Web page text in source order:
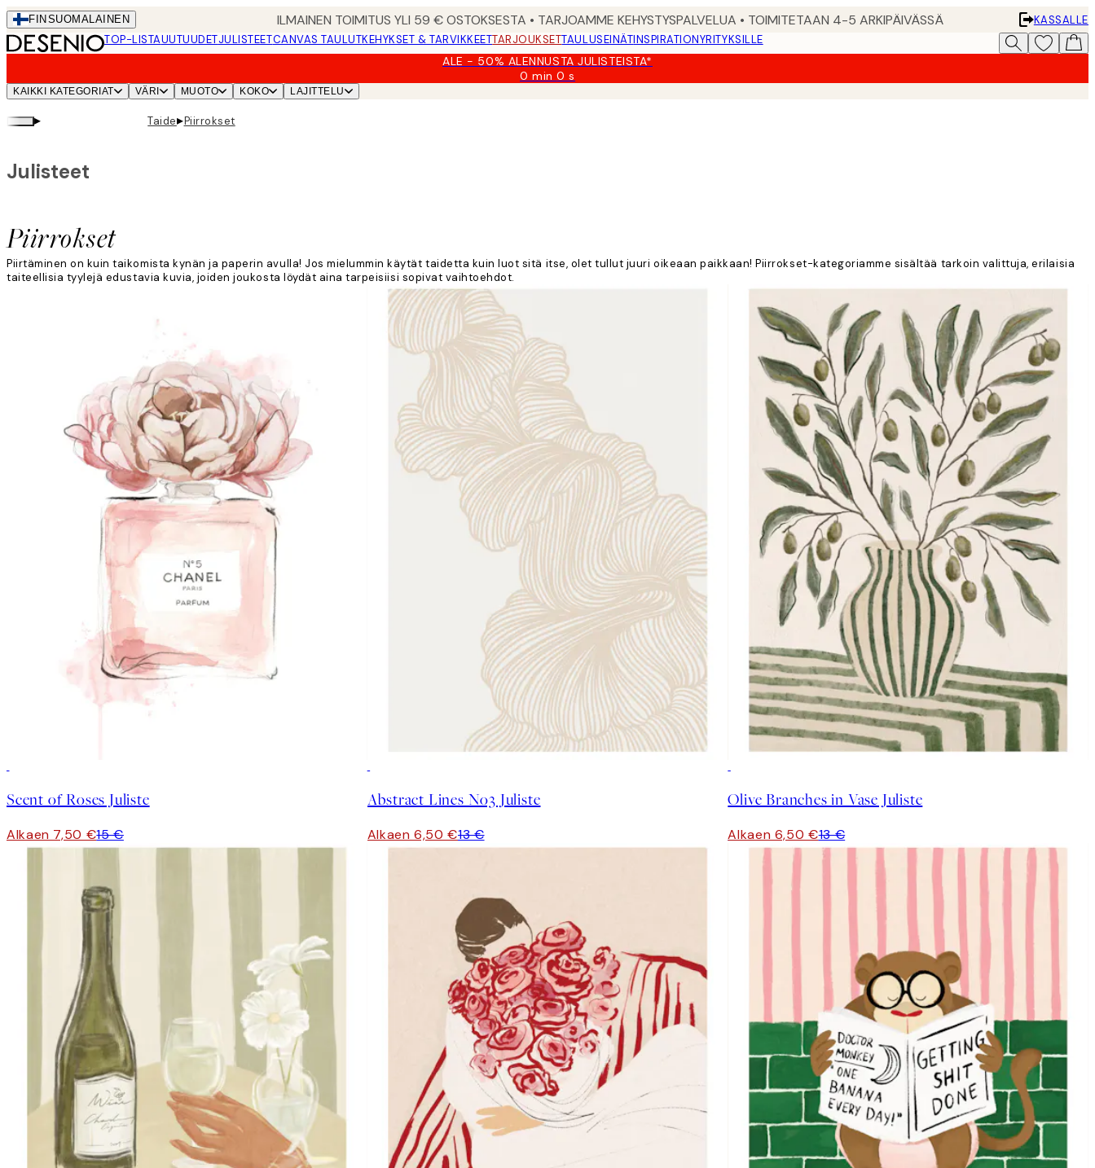
Skip
to
main
FIN SUOMALAINEN ILMAINEN TOIMITUS YLI 59 € OSTOKSESTA • TARJOAMME KEHYSTYSPALVELUA • TOIMITETAAN 4-5 ARKIPÄIVÄSSÄ
KASSALLE
TOP-LISTAUUTUUDETJULISTEETCANVAS TAULUTKEHYKSET & TARVIKKEETTARJOUKSETTAULUSEINÄTINSPIRATIONYRITYKSILLE
ALE - 50% ALENNUSTA JULISTEISTA*
0 min0 s
Voimassa
KAIKKI KATEGORIAT VÄRI MUOTO KOKO LAJITTELU
▸ Taide▸Piirrokset
Piirrokset
Julisteet
Piirtäminen on kuin taikomista kynän ja paperin avulla! Jos mielummin käytät taidetta kuin luot sitä itse, olet tullut juuri oikeaan paikkaan! Piirrokset-kategoriamme sisältää tarkoin valittuja, erilaisia
taiteellisia tyylejä edustavia kuvia, joiden joukosta löydät aina tarpeisiisi sopivat vaihtoehdot.
Scent of Roses Juliste
Alkaen 7,50 €15 €
Abstract Lines No3 Juliste
Alkaen 6,50 €13 €
Olive Branches in Vase Juliste
Alkaen 6,50 €13 €